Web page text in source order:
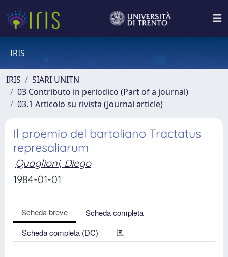
IRIS
IRIS
SIARI UNITN
03 Contributo in periodico (Part of a journal)
03.1 Articolo su rivista (Journal article)
Il proemio del bartoliano Tractatus
represaliarum
Quaglioni, Diego
1984-01-01
Scheda breve
Scheda completa
Scheda completa (DC)